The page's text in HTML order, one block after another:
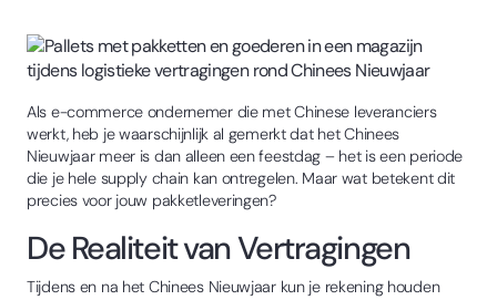
Als e-commerce ondernemer die met Chinese leveranciers
werkt, heb je waarschijnlijk al gemerkt dat het Chinees
Nieuwjaar meer is dan alleen een feestdag – het is een periode
die je hele supply chain kan ontregelen. Maar wat betekent dit
precies voor jouw pakketleveringen?
De Realiteit van Vertragingen
Tijdens en na het Chinees Nieuwjaar kun je rekening houden